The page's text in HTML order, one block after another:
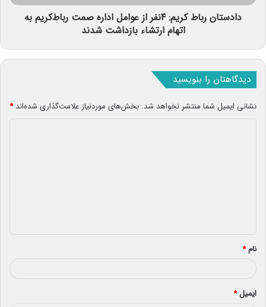
دادستان رباط کریم: ۴نفر از عوامل اداره صمت رباط‌کریم به
اتهام ارتشاء بازداشت شدند
دیدگاهتان را بنویسید
نشانی ایمیل شما منتشر نخواهد شد. بخش‌های موردنیاز علامت‌گذاری شده‌اند*
*
نام*
ایمیل*